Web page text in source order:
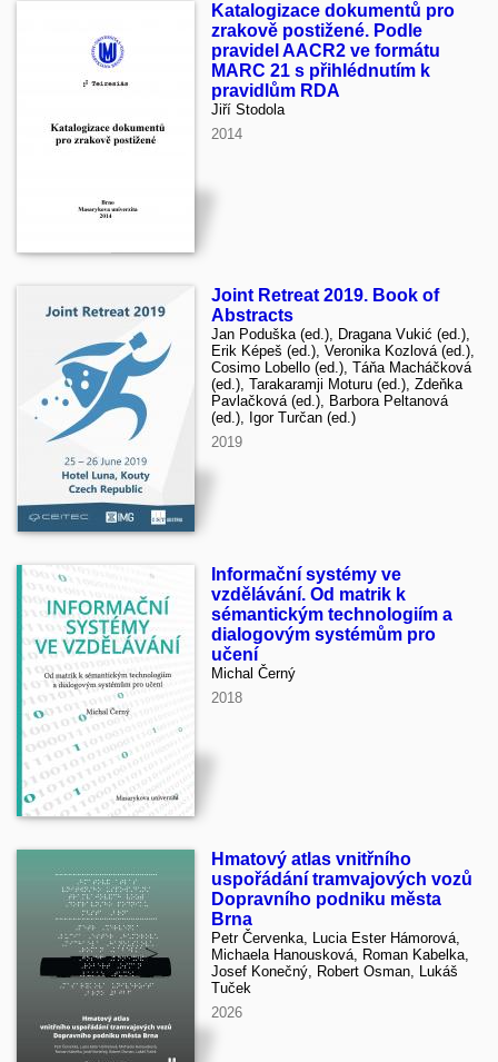
Katalogizace dokumentů pro
zrakově postižené. Podle
pravidel AACR2 ve formátu
MARC 21 s přihlédnutím k
pravidlům RDA
Jiří Stodola
2014
Joint Retreat 2019. Book of
Abstracts
Jan Poduška (ed.), Dragana Vukić (ed.),
Erik Képeš (ed.), Veronika Kozlová (ed.),
Cosimo Lobello (ed.), Táňa Macháčková
(ed.), Tarakaramji Moturu (ed.), Zdeňka
Pavlačková (ed.), Barbora Peltanová
(ed.), Igor Turčan (ed.)
2019
Informační systémy ve
vzdělávání. Od matrik k
sémantickým technologiím a
dialogovým systémům pro
učení
Michal Černý
2018
Hmatový atlas vnitřního
uspořádání tramvajových vozů
Dopravního podniku města
Brna
Petr Červenka, Lucia Ester Hámorová,
Michaela Hanousková, Roman Kabelka,
Josef Konečný, Robert Osman, Lukáš
Tuček
2026